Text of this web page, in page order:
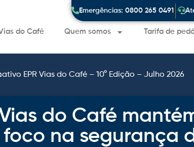
Vias do Café Quem somos Tarifa de
EPR Vias do Café – 10° Edição – Julho 2026
Emergências: 0800 265 0491
Vias do Café
na segurança